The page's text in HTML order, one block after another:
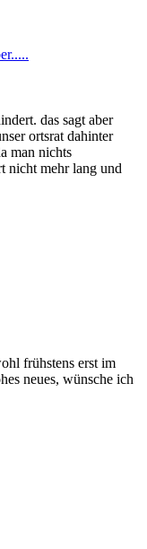
das sagt aber
ortsrat dahinter
man nichts
nicht mehr lang und
frühstens erst im
neues, wünsche ich